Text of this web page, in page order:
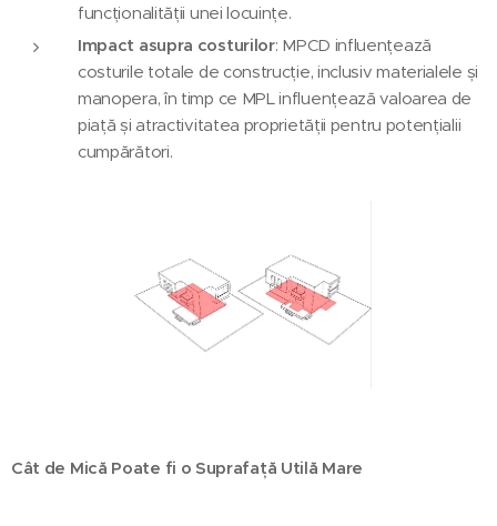
funcționalității unei locuințe.
Impact asupra costurilor: MPCD influențează
costurile totale de construcție, inclusiv materialele și
manopera, în timp ce MPL influențează valoarea de
piață și atractivitatea proprietății pentru potențialii
cumpărători.
Cât de Mică Poate fi o Suprafață Utilă Mare